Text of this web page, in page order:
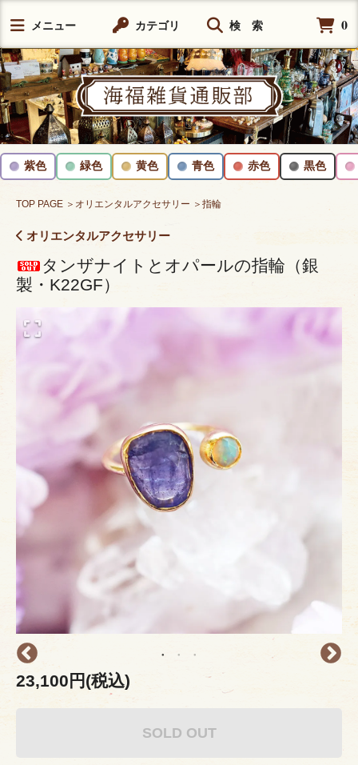
メニュー カテゴリ 検 索 0
紫色 緑色 黄色 青色 赤色 黒色
TOP PAGE ＞オリエンタルアクセサリー ＞指輪
オリエンタルアクセサリー
タンザナイトとオパールの指輪（銀
製・K22GF）
23,100円(税込)
SOLD OUT